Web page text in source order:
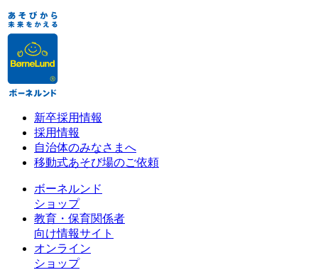
新卒採用情報
採用情報
自治体のみなさまへ
移動式あそび場のご依頼
ボーネルンド
ショップ
教育・保育関係者
向け情報サイト
オンライン
ショップ